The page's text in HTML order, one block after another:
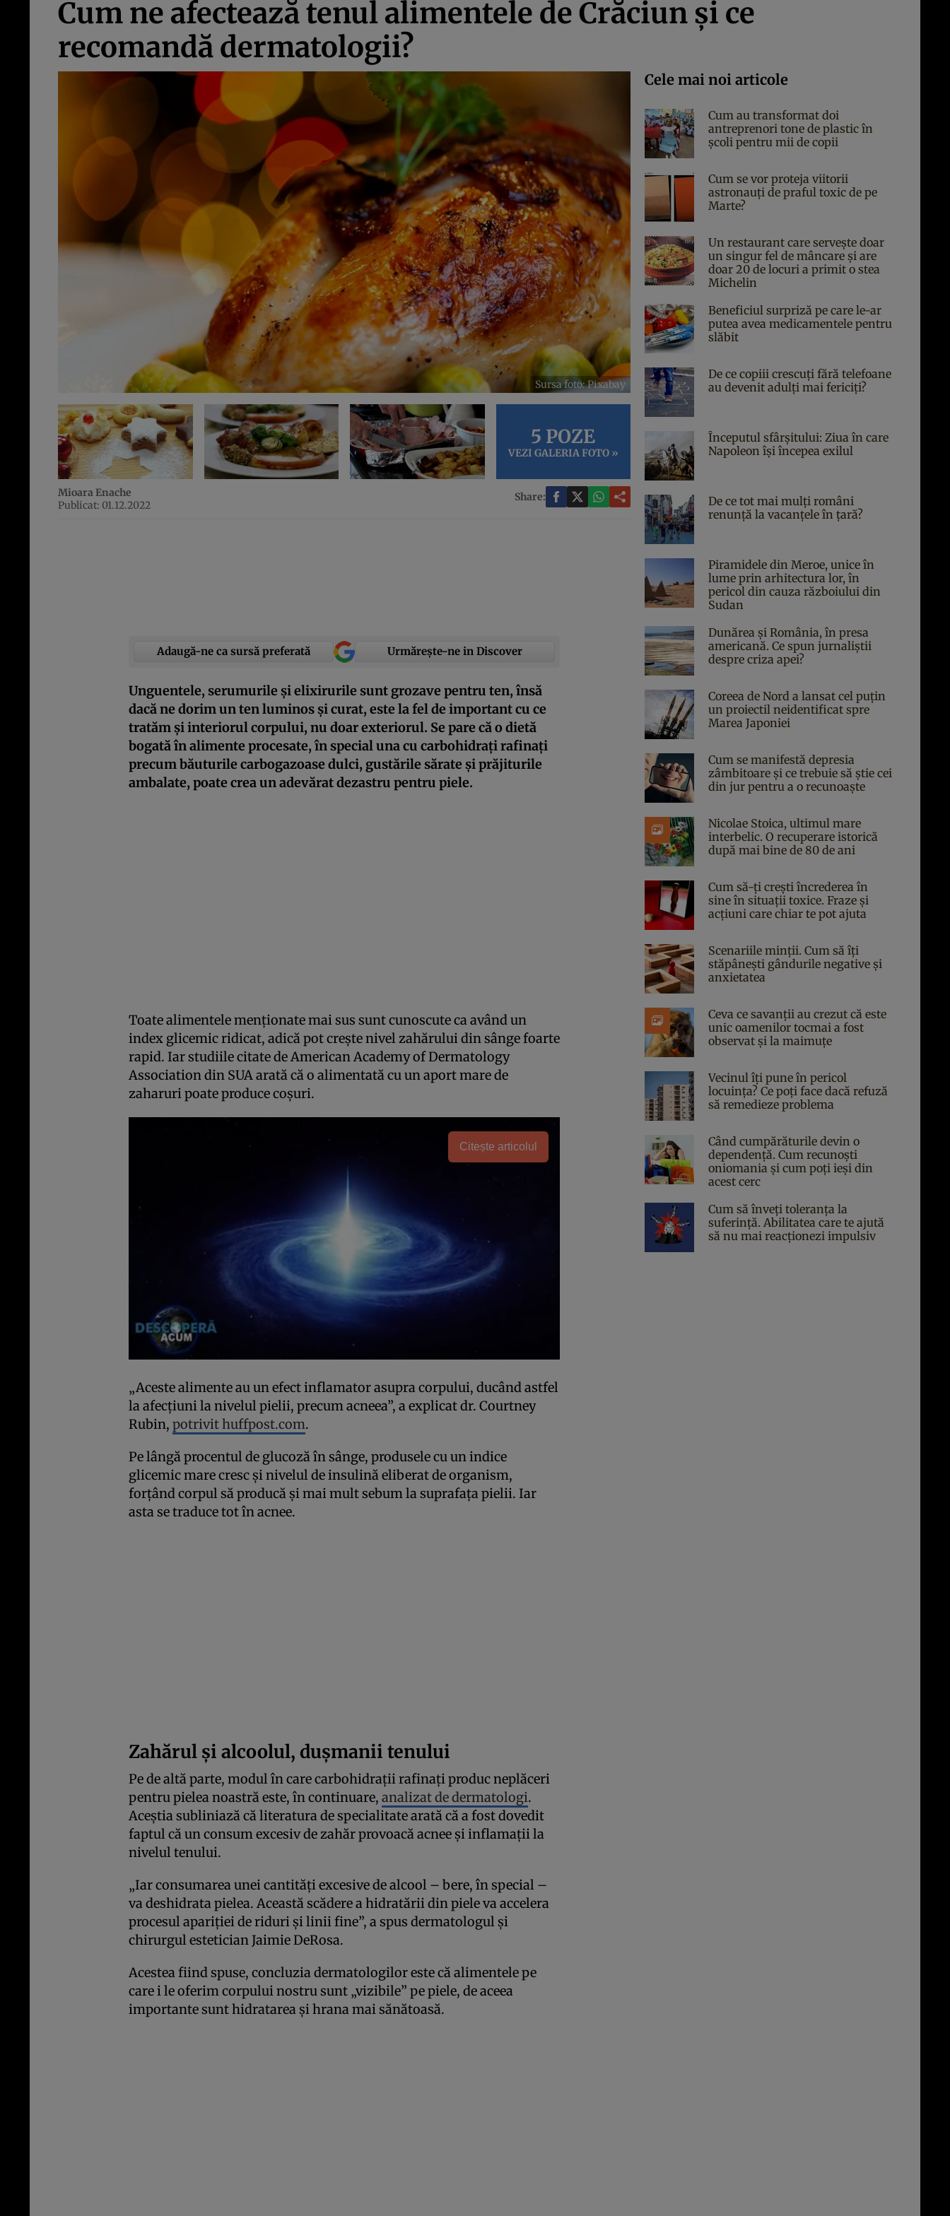
Cum ne afectează tenul alimentele de Crăciun și ce
recomandă dermatologii?
Sursa foto: Pixabay
5 POZE
VEZI GALERIA FOTO »
Mioara Enache
Publicat: 01.12.2022
Share:
Adaugă-ne ca sursă preferată Urmărește-ne in Discover
Unguentele, serumurile și elixirurile sunt grozave pentru ten, însă
dacă ne dorim un ten luminos și curat, este la fel de important cu ce
tratăm și interiorul corpului, nu doar exteriorul. Se pare că o dietă
bogată în alimente procesate, în special una cu carbohidrați rafinați
precum băuturile carbogazoase dulci, gustările sărate și prăjiturile
ambalate, poate crea un adevărat dezastru pentru piele.
Toate alimentele menționate mai sus sunt cunoscute ca având un
index glicemic ridicat, adică pot crește nivel zahărului din sânge foarte
rapid. Iar studiile citate de American Academy of Dermatology
Association din SUA arată că o alimentată cu un aport mare de
zaharuri poate produce coșuri.
Citește articolul
„Aceste alimente au un efect inflamator asupra corpului, ducând astfel
la afecțiuni la nivelul pielii, precum acneea”, a explicat dr. Courtney
Rubin, potrivit huffpost.com.
Pe lângă procentul de glucoză în sânge, produsele cu un indice
glicemic mare cresc și nivelul de insulină eliberat de organism,
forțând corpul să producă și mai mult sebum la suprafața pielii. Iar
asta se traduce tot în acnee.
Zahărul și alcoolul, dușmanii tenului
Pe de altă parte, modul în care carbohidrații rafinați produc neplăceri
pentru pielea noastră este, în continuare, analizat de dermatologi.
Aceștia subliniază că literatura de specialitate arată că a fost dovedit
faptul că un consum excesiv de zahăr provoacă acnee și inflamații la
nivelul tenului.
„Iar consumarea unei cantități excesive de alcool – bere, în special –
va deshidrata pielea. Această scădere a hidratării din piele va accelera
procesul apariției de riduri și linii fine”, a spus dermatologul și
chirurgul estetician Jaimie DeRosa.
Acestea fiind spuse, concluzia dermatologilor este că alimentele pe
care i le oferim corpului nostru sunt „vizibile” pe piele, de aceea
importante sunt hidratarea și hrana mai sănătoasă.
Cele mai noi articole
Cum au transformat doi
antreprenori tone de plastic în
școli pentru mii de copii
Cum se vor proteja viitorii
astronauți de praful toxic de pe
Marte?
Un restaurant care servește doar
un singur fel de mâncare și are
doar 20 de locuri a primit o stea
Michelin
Beneficiul surpriză pe care le-ar
putea avea medicamentele pentru
slăbit
De ce copiii crescuți fără telefoane
au devenit adulți mai fericiți?
Începutul sfârşitului: Ziua în care
Napoleon îşi începea exilul
De ce tot mai mulți români
renunță la vacanțele în țară?
Piramidele din Meroe, unice în
lume prin arhitectura lor, în
pericol din cauza războiului din
Sudan
Dunărea și România, în presa
americană. Ce spun jurnaliștii
despre criza apei?
Coreea de Nord a lansat cel puțin
un proiectil neidentificat spre
Marea Japoniei
Cum se manifestă depresia
zâmbitoare și ce trebuie să știe cei
din jur pentru a o recunoaște
Nicolae Stoica, ultimul mare
interbelic. O recuperare istorică
după mai bine de 80 de ani
Cum să-ți crești încrederea în
sine în situații toxice. Fraze și
acțiuni care chiar te pot ajuta
Scenariile minții. Cum să îți
stăpânești gândurile negative și
anxietatea
Ceva ce savanții au crezut că este
unic oamenilor tocmai a fost
observat și la maimuțe
Vecinul îți pune în pericol
locuința? Ce poți face dacă refuză
să remedieze problema
Când cumpărăturile devin o
dependență. Cum recunoști
oniomania și cum poți ieși din
acest cerc
Cum să înveți toleranța la
suferință. Abilitatea care te ajută
să nu mai reacționezi impulsiv